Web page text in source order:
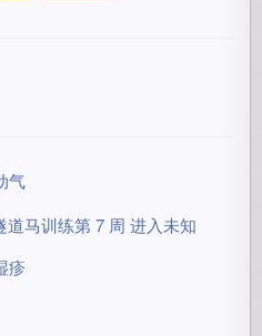
气
道马训练第 7 周 进入未知
疹